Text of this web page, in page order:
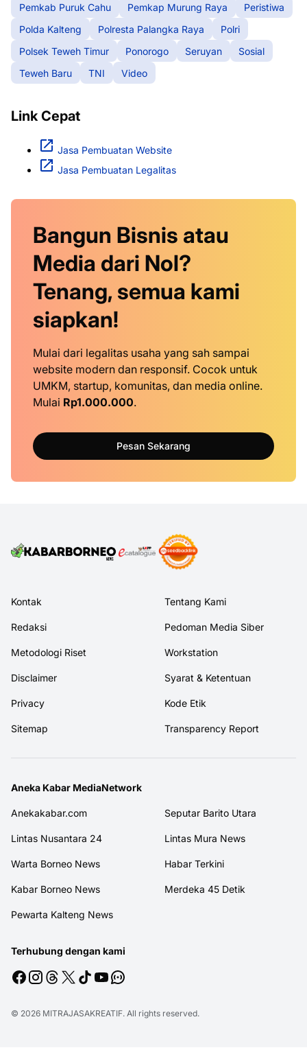
Pemkab Puruk Cahu
Pemkap Murung Raya
Peristiwa
Polda Kalteng
Polresta Palangka Raya
Polri
Polsek Teweh Timur
Ponorogo Seruyan
Sosial
Teweh Baru
TNI Video
Link Cepat
Jasa Pembuatan Website
Jasa Pembuatan Legalitas
Bangun Bisnis atau
Media dari Nol?
Tenang, semua kami
siapkan!
Mulai dari legalitas usaha yang sah sampai
website modern dan responsif. Cocok untuk
UMKM, startup, komunitas, dan media online.
Mulai Rp1.000.000.
Pesan Sekarang
Kontak Tentang Kami
Redaksi Pedoman Media Siber
Metodologi Riset Workstation
Disclaimer Syarat & Ketentuan
Privacy Kode Etik
Sitemap Transparency Report
Aneka Kabar MediaNetwork
Anekakabar.com Seputar Barito Utara
Lintas Nusantara 24 Lintas Mura News
Warta Borneo News Habar Terkini
Kabar Borneo News Merdeka 45 Detik
Pewarta Kalteng News
Terhubung dengan kami
© 2026 MITRAJASAKREATIF. All rights reserved.